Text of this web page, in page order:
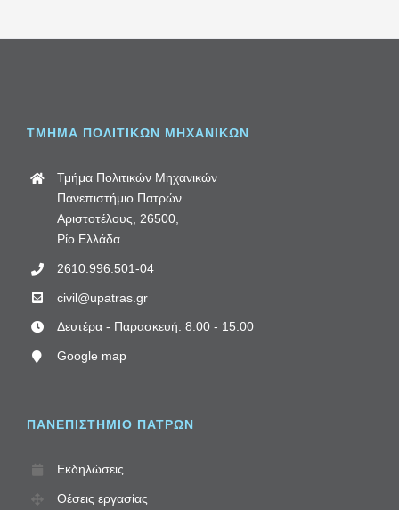
ΤΜΗΜΑ ΠΟΛΙΤΙΚΩΝ ΜΗΧΑΝΙΚΩΝ
Τμήμα Πολιτικών Μηχανικών
Πανεπιστήμιο Πατρών
Αριστοτέλους, 26500,
Ρίο Ελλάδα
2610.996.501-04
civil@upatras.gr
Δευτέρα - Παρασκευή: 8:00 - 15:00
Google map
ΠΑΝΕΠΙΣΤΗΜΙΟ ΠΑΤΡΩΝ
Εκδηλώσεις
Θέσεις εργασίας